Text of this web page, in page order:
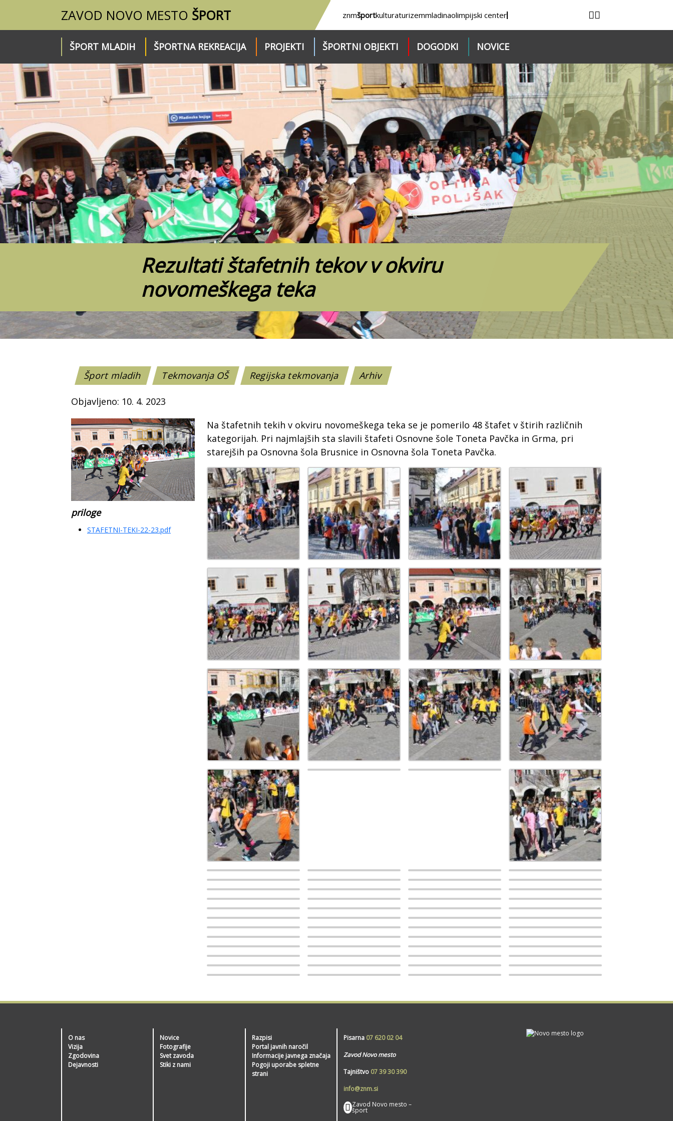
ZAVOD NOVO MESTO ŠPORT znmšportkulturaturizemmladinaolimpijski center
ŠPORT MLADIH ŠPORTNA REKREACIJA PROJEKTI ŠPORTNI OBJEKTI DOGODKI NOVICE
Rezultati štafetnih tekov v okviru
novomeškega teka
Šport mladih Tekmovanja OŠ Regijska tekmovanja Arhiv
Objavljeno: 10. 4. 2023
priloge
STAFETNI-TEKI-22-23.pdf
Na štafetnih tekih v okviru novomeškega teka se je pomerilo 48 štafet v štirih različnih
kategorijah. Pri najmlajših sta slavili štafeti Osnovne šole Toneta Pavčka in Grma, pri
starejših pa Osnovna šola Brusnice in Osnovna šola Toneta Pavčka.
O nas
Vizija
Zgodovina
Dejavnosti
Novice
Fotografije
Svet zavoda
Stiki z nami
Razpisi
Portal javnih naročil
Informacije javnega značaja
Pogoji uporabe spletne
strani
Pisarna 07 620 02 04
Zavod Novo mesto
Tajništvo 07 39 30 390
info@znm.si
Zavod Novo mesto –
šport